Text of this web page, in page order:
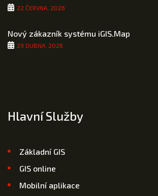
22 ČERVNA, 2026
Nový zákazník systému iGIS.Map
29 DUBNA, 2026
Hlavní Služby
Základní GIS
GIS online
Mobilní aplikace